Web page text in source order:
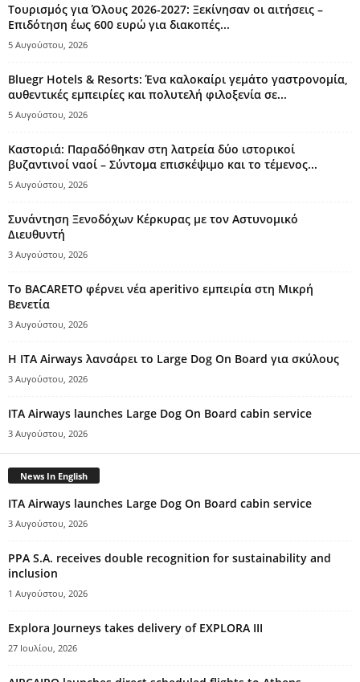
Τουρισμός για Όλους 2026-2027: Ξεκίνησαν οι αιτήσεις –
Επιδότηση έως 600 ευρώ για διακοπές...
5 Αυγούστου, 2026
Bluegr Hotels & Resorts: Ένα καλοκαίρι γεμάτο γαστρονομία,
αυθεντικές εμπειρίες και πολυτελή φιλοξενία σε...
5 Αυγούστου, 2026
Καστοριά: Παραδόθηκαν στη λατρεία δύο ιστορικοί
βυζαντινοί ναοί – Σύντομα επισκέψιμο και το τέμενος...
5 Αυγούστου, 2026
Συνάντηση Ξενοδόχων Κέρκυρας με τον Αστυνομικό
Διευθυντή
3 Αυγούστου, 2026
Το BACARETO φέρνει νέα aperitivo εμπειρία στη Μικρή
Βενετία
3 Αυγούστου, 2026
Η ITA Airways λανσάρει το Large Dog On Board για σκύλους
3 Αυγούστου, 2026
ITA Airways launches Large Dog On Board cabin service
3 Αυγούστου, 2026
News In English
ITA Airways launches Large Dog On Board cabin service
3 Αυγούστου, 2026
PPA S.A. receives double recognition for sustainability and
inclusion
1 Αυγούστου, 2026
Explora Journeys takes delivery of EXPLORA III
27 Ιουλίου, 2026